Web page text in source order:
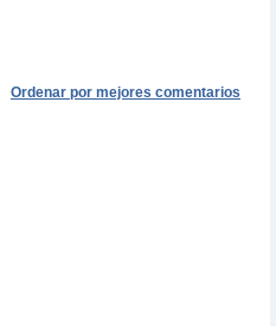
Ordenar por mejores comentarios